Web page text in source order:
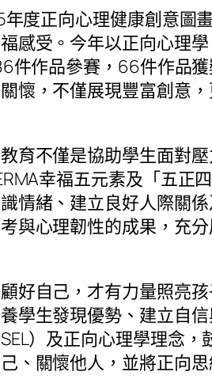
年度正向心理健康創意圖
感受。今年以正向心理
件作品參賽，66件作品
懷，不僅展現豐富創意
育不僅是協助學生面對
幸福五元素及「五正
情緒、建立良好人際關
與心理韌性的成果，充
好自己，才有力量照亮
學生發現優勢、建立自
）及正向心理學理念
、關懷他人，並將正向